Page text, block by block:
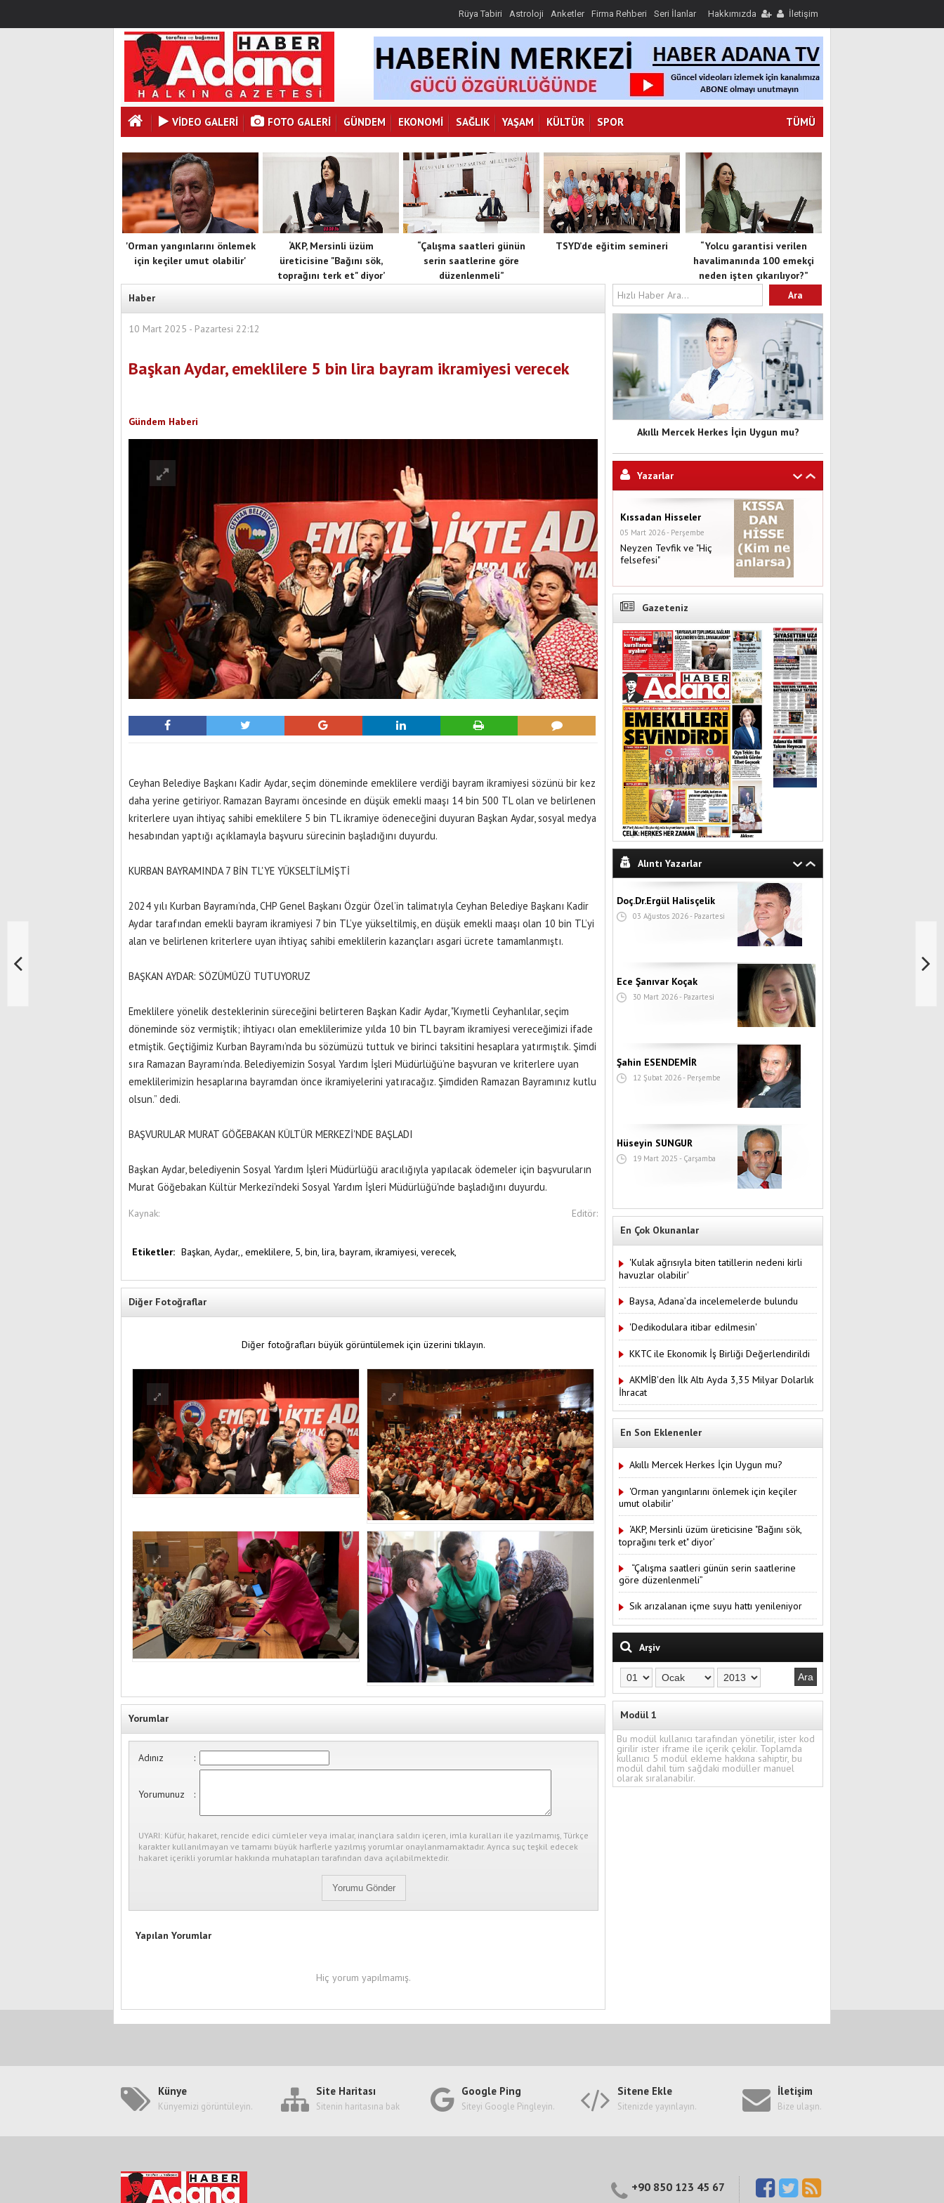
Rüya Tabiri Astroloji Anketler Firma Rehberi Seri İlanlar Hakkımızda İletişim
VİDEO GALERİ FOTO GALERI GÜNDEM EKONOMI SAĞLIK YAŞAM KÜLTÜR SPOR TÜMÜ
'Orman yangınlarını önlemek
için keçiler umut olabilir'
‘AKP, Mersinli üzüm
üreticisine "Bağını sök,
toprağını terk et" diyor’
“Çalışma saatleri günün
serin saatlerine göre
düzenlenmeli”
“Yolcu garantisi verilen
havalimanında 100 emekçi
neden işten çıkarılıyor?”
TSYD’de eğitim semineri
Haber
10 Mart 2025 - Pazartesi 22:12
Başkan Aydar, emeklilere 5 bin lira bayram ikramiyesi verecek
Gündem Haberi
Ceyhan Belediye Başkanı Kadir Aydar, seçim döneminde emeklilere verdiği bayram ikramiyesi sözünü bir kez
daha yerine getiriyor. Ramazan Bayramı öncesinde en düşük emekli maaşı 14 bin 500 TL olan ve belirlenen
kriterlere uyan ihtiyaç sahibi emeklilere 5 bin TL ikramiye ödeneceğini duyuran Başkan Aydar, sosyal medya
hesabından yaptığı açıklamayla başvuru sürecinin başladığını duyurdu.
KURBAN BAYRAMINDA 7 BİN TL'YE YÜKSELTİLMİŞTİ
2024 yılı Kurban Bayramı’nda, CHP Genel Başkanı Özgür Özel’in talimatıyla Ceyhan Belediye Başkanı Kadir
Aydar tarafından emekli bayram ikramiyesi 7 bin TL’ye yükseltilmiş, en düşük emekli maaşı olan 10 bin TL’yi
alan ve belirlenen kriterlere uyan ihtiyaç sahibi emeklilerin kazançları asgari ücrete tamamlanmıştı.
BAŞKAN AYDAR: SÖZÜMÜZÜ TUTUYORUZ
Emeklilere yönelik desteklerinin süreceğini belirteren Başkan Kadir Aydar, "Kıymetli Ceyhanlılar, seçim
döneminde söz vermiştik; ihtiyacı olan emeklilerimize yılda 10 bin TL bayram ikramiyesi vereceğimizi ifade
etmiştik. Geçtiğimiz Kurban Bayramı’nda bu sözümüzü tuttuk ve birinci taksitini hesaplara yatırmıştık. Şimdi
sıra Ramazan Bayramı’nda. Belediyemizin Sosyal Yardım İşleri Müdürlüğü’ne başvuran ve kriterlere uyan
emeklilerimizin hesaplarına bayramdan önce ikramiyelerini yatıracağız. Şimdiden Ramazan Bayramınız kutlu
olsun.” dedi.
BAŞVURULAR MURAT GÖĞEBAKAN KÜLTÜR MERKEZİ'NDE BAŞLADI
Başkan Aydar, belediyenin Sosyal Yardım İşleri Müdürlüğü aracılığıyla yapılacak ödemeler için başvuruların
Murat Göğebakan Kültür Merkezi’ndeki Sosyal Yardım İşleri Müdürlüğü'nde başladığını duyurdu.
Kaynak: Editör:
Etiketler: Başkan, Aydar,, emeklilere, 5, bin, lira, bayram, ikramiyesi, verecek,
Diğer Fotoğraflar
Diğer fotoğrafları büyük görüntülemek için üzerini tıklayın.
Yorumlar
Adınız :
Yorumunuz :
UYARI: Küfür, hakaret, rencide edici cümleler veya imalar, inançlara saldırı içeren, imla kuralları ile yazılmamış, Türkçe
karakter kullanılmayan ve tamamı büyük harflerle yazılmış yorumlar onaylanmamaktadır. Ayrıca suç teşkil edecek
hakaret içerikli yorumlar hakkında muhatapları tarafından dava açılabilmektedir.
Yapılan Yorumlar
Hiç yorum yapılmamış.
Akıllı Mercek Herkes İçin Uygun mu?
Yazarlar
Kıssadan Hisseler
05 Mart 2026 - Perşembe
Neyzen Tevfik ve "Hiç
felsefesi"
Gazeteniz
Alıntı Yazarlar
Doç.Dr.Ergül Halisçelik
03 Ağustos 2026 - Pazartesi
Ece Şanıvar Koçak
30 Mart 2026 - Pazartesi
Şahin ESENDEMİR
12 Şubat 2026 - Perşembe
Hüseyin SUNGUR
19 Mart 2025 - Çarşamba
En Çok Okunanlar
'Kulak ağrısıyla biten tatillerin nedeni kirli
havuzlar olabilir'
Baysa, Adana’da incelemelerde bulundu
'Dedikodulara itibar edilmesin'
KKTC ile Ekonomik İş Birliği Değerlendirildi
AKMİB'den İlk Altı Ayda 3,35 Milyar Dolarlık
İhracat
En Son Eklenenler
Akıllı Mercek Herkes İçin Uygun mu?
'Orman yangınlarını önlemek için keçiler
umut olabilir'
‘AKP, Mersinli üzüm üreticisine "Bağını sök,
toprağını terk et" diyor’
“Çalışma saatleri günün serin saatlerine
göre düzenlenmeli”
Sık arızalanan içme suyu hattı yenileniyor
Arşiv
Modül 1
Bu modül kullanıcı tarafından yönetilir, ister kod
girilir ister iframe ile içerik çekilir. Toplamda
kullanıcı 5 modül ekleme hakkına sahiptir, bu
modül dahil tüm sağdaki modüller manuel
olarak sıralanabilir.
Künye
Künyemizi görüntüleyin.
Site Haritası
Sitenin haritasına bak
Google Ping
Siteyi Google Pingleyin.
Sitene Ekle
Sitenizde yayınlayın.
İletişim
Bize ulaşın.
+90 850 123 45 67